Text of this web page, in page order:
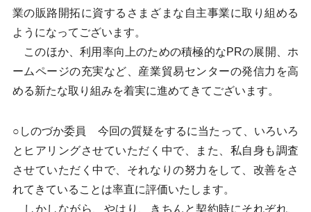
業の販路開拓に資するさまざまな自主事業に取り組める
ようになってございます。
このほか、利用率向上のための積極的なPRの展開、ホ
ームページの充実など、産業貿易センターの発信力を高
める新たな取り組みを着実に進めてきてございます。
○しのづか委員 今回の質疑をするに当たって、いろいろ
とヒアリングさせていただく中で、また、私自身も調査
させていただく中で、それなりの努力をして、改善をさ
れてきていることは率直に評価いたします。
しかしながら、やはり、きちんと契約時にそれぞれ、